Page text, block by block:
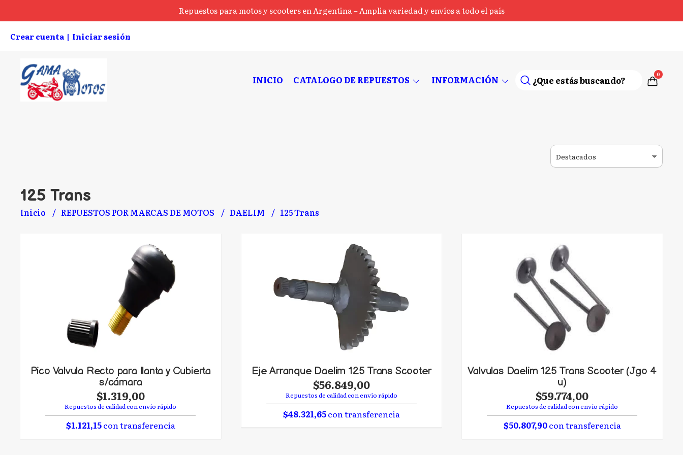
Repuestos para motos y scooters en Argentina – Amplia variedad y envíos a todo el país
Crear cuenta | Iniciar sesión
INICIO CATALOGO DE REPUESTOS INFORMACIÓN 0
125 Trans
Inicio REPUESTOS POR MARCAS DE MOTOS DAELIM 125 Trans
Pico Valvula Recto para llanta y Cubierta
s/cámara
$1.319,00
Repuestos de calidad con envío rápido
$1.121,15con transferencia
Eje Arranque Daelim 125 Trans Scooter
$56.849,00
Repuestos de calidad con envío rápido
$48.321,65con transferencia
Valvulas Daelim 125 Trans Scooter (Jgo 4
u)
$59.774,00
Repuestos de calidad con envío rápido
$50.807,90con transferencia